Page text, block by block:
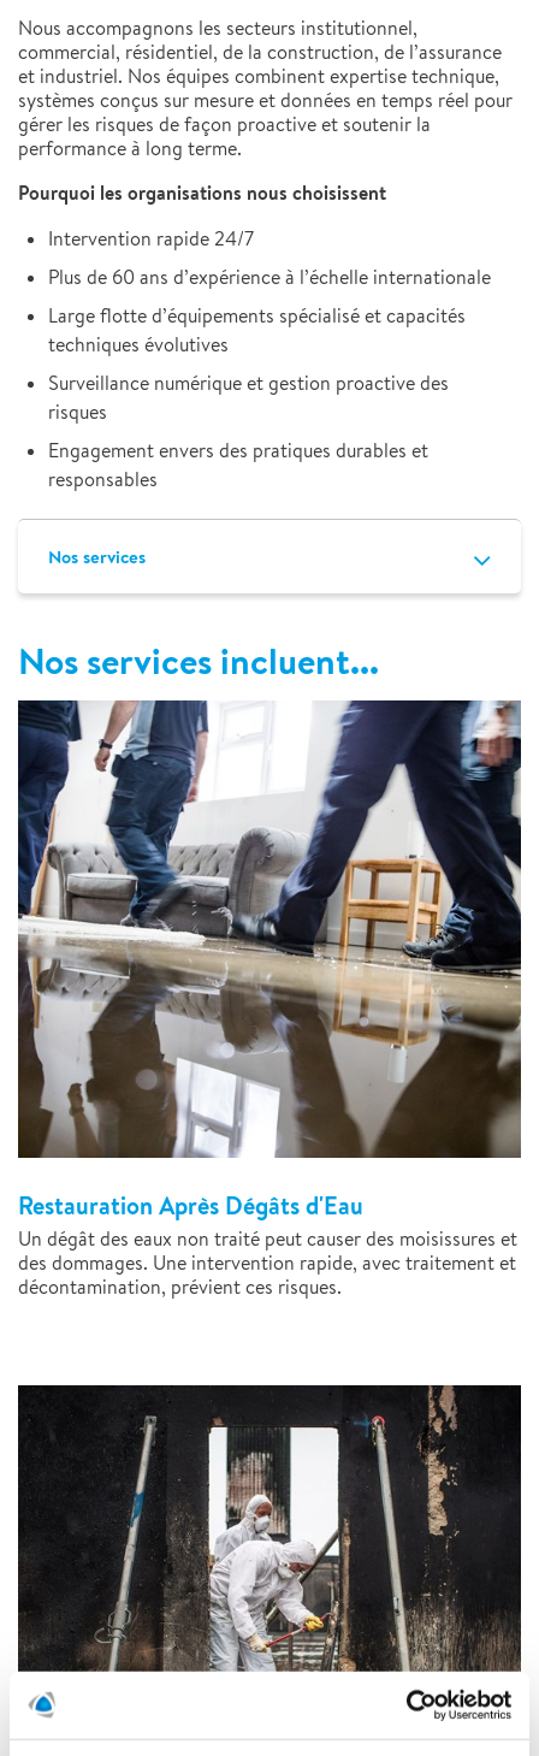
Nous accompagnons les secteurs institutionnel,
commercial, résidentiel, de la construction, de l’assurance
et industriel. Nos équipes combinent expertise technique,
systèmes conçus sur mesure et données en temps réel pour
gérer les risques de façon proactive et soutenir la
performance à long terme.
Pourquoi les organisations nous choisissent
Intervention rapide 24/7
Plus de 60 ans d’expérience à l’échelle internationale
Large flotte d’équipements spécialisé et capacités
techniques évolutives
Surveillance numérique et gestion proactive des
risques
Engagement envers des pratiques durables et
responsables
Nos services
Nos services incluent...
Restauration Après Dégâts d'Eau
Un dégât des eaux non traité peut causer des moisissures et
des dommages. Une intervention rapide, avec traitement et
décontamination, prévient ces risques.